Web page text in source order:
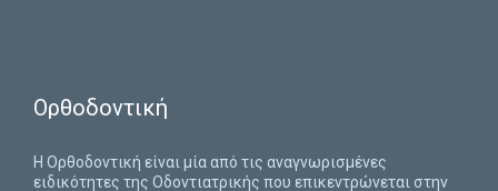
Ορθοδοντική
H Ορθοδοντική είναι μία από τις αναγνωρισμένες
ειδικότητες της Οδοντιατρικής που επικεντρώνεται στην